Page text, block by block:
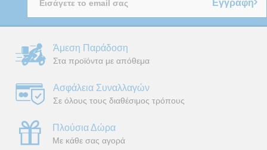
Εγγραφή
Άμεση Παράδοση
Στα προϊόντα με απόθεμα
Ασφάλεια Συναλλαγών
Σε όλους τους διαθέσιμος τρόπους
Πλούσια Δώρα
Με κάθε σας αγορά